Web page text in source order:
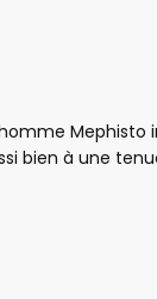
bien à une